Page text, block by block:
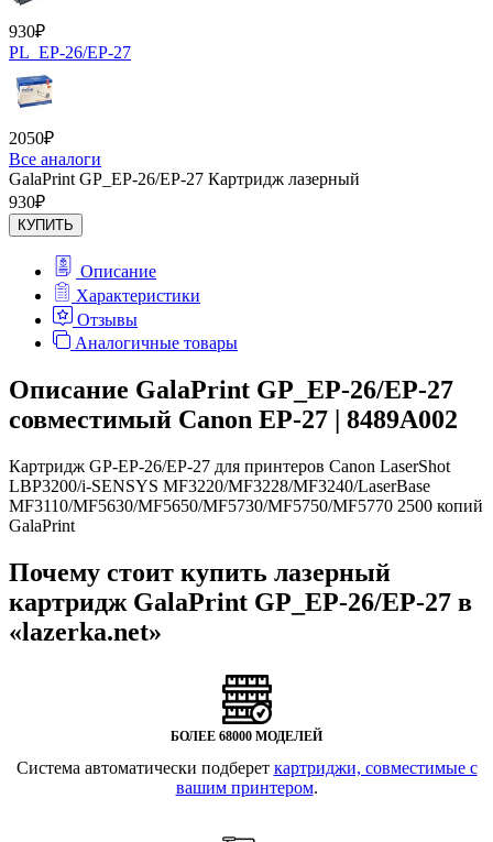
930₽
PL_EP-26/EP-27
2050₽
Все аналоги
GalaPrint GP_EP-26/EP-27 Картридж лазерный
930₽
КУПИТЬ
Описание
Характеристики
Отзывы
Аналогичные товары
Описание GalaPrint GP_EP-26/EP-27
совместимый Canon EP-27 | 8489A002
Картридж GP-EP-26/EP-27 для принтеров Canon LaserShot
LBP3200/i-SENSYS MF3220/MF3228/MF3240/LaserBase
MF3110/MF5630/MF5650/MF5730/MF5750/MF5770 2500 копий
GalaPrint
Почему стоит купить лазерный
картридж GalaPrint GP_EP-26/EP-27 в
«lazerka.net»
БОЛЕЕ 68000 МОДЕЛЕЙ
Система автоматически подберет картриджи, совместимые с
вашим принтером.